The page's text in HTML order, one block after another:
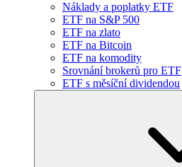
Náklady a poplatky ETF
ETF na S&P 500
ETF na zlato
ETF na Bitcoin
ETF na komodity
Srovnání brokerů pro ETF
ETF s měsíční dividendou